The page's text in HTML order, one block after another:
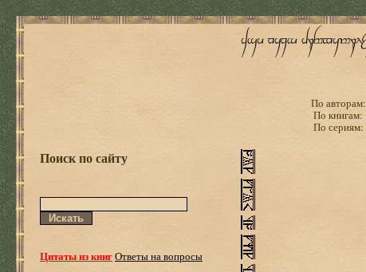
По авторам:
По книгам:
По сериям:
Поиск по сайту
Цитаты из книгОтветы на вопросы